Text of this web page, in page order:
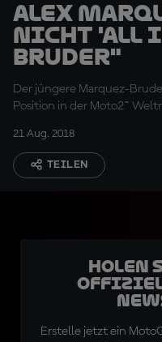
Alex
nicht 'All
Bruder"
Der jüngere Marquez-
Position in der Moto2™
21 Aug. 2018
TEILEN
Holen
Erstelle jetzt ein